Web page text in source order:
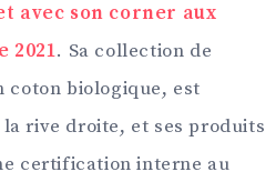
avec son corner aux
2021. Sa collection de
coton biologique, est
rive droite, et ses produits
certification interne au